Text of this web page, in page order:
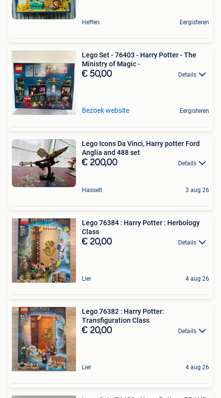
Heffen Eergisteren
Lego Set - 76403 - Harry Potter - The
Ministry of Magic -
€ 50,00 Details
Bezoek website Eergisteren
Lego Icons Da Vinci, Harry potter Ford
Anglia and 488 set
€ 200,00 Details
Hasselt 3 aug 26
Lego 76384 : Harry Potter : Herbology
Class
€ 20,00 Details
Lier 4 aug 26
Lego 76382 : Harry Potter:
Transfiguration Class
€ 20,00 Details
Lier 4 aug 26